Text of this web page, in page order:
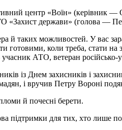
центр «Воїн» (керівник —
«Захист держави» (голова —
й таких можливостей. У вас
готовими, коли треба, стати
АТО, ветеран російсько-
із Днем захисників і
і вручив Петру Вороні
й почесні берети.
підтримки для тих, хто лише